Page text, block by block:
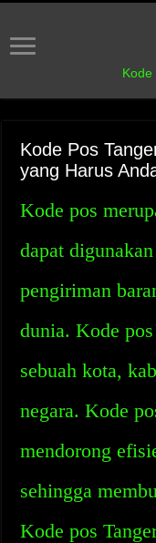
Kode
Kode Pos
yang Harus
Kode pos
dapat
pengiriman
dunia. Kode
sebuah kota,
negara. Kode
mendorong
sehingga
Kode pos